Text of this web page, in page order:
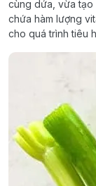
cùng dứa, vừa tạo
chứa hàm lượng
cho quá trình tiêu